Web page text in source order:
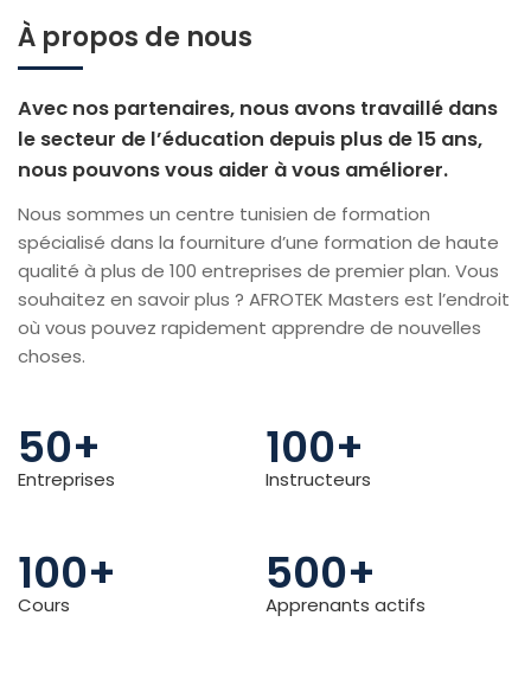
À propos de nous
Avec nos partenaires, nous avons travaillé dans
le secteur de l’éducation depuis plus de 15 ans,
nous pouvons vous aider à vous améliorer.
Nous sommes un centre tunisien de formation
spécialisé dans la fourniture d’une formation de haute
qualité à plus de 100 entreprises de premier plan. Vous
souhaitez en savoir plus ? AFROTEK Masters est l’endroit
où vous pouvez rapidement apprendre de nouvelles
choses.
50+
Entreprises
100+
Cours
100+
Instructeurs
500+
Apprenants actifs